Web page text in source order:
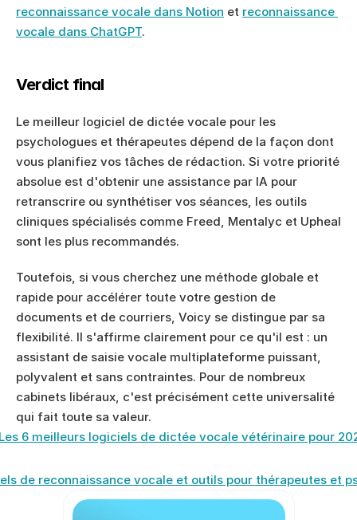
reconnaissance vocale dans Notion et reconnaissance
vocale dans ChatGPT.
Verdict final
Le meilleur logiciel de dictée vocale pour les
psychologues et thérapeutes dépend de la façon dont
vous planifiez vos tâches de rédaction. Si votre priorité
absolue est d'obtenir une assistance par IA pour
retranscrire ou synthétiser vos séances, les outils
cliniques spécialisés comme Freed, Mentalyc et Upheal
sont les plus recommandés.
Toutefois, si vous cherchez une méthode globale et
rapide pour accélérer toute votre gestion de
documents et de courriers, Voicy se distingue par sa
flexibilité. Il s'affirme clairement pour ce qu'il est : un
assistant de saisie vocale multiplateforme puissant,
polyvalent et sans contraintes. Pour de nombreux
cabinets libéraux, c'est précisément cette universalité
qui fait toute sa valeur.
6 meilleurs logiciels de dictée vocale vétérinaire pour
de reconnaissance vocale et outils pour thérapeutes et